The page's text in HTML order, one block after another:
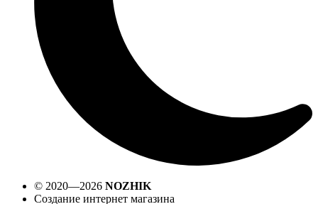
© 2020—2026 NOZHIK
Создание интернет магазина